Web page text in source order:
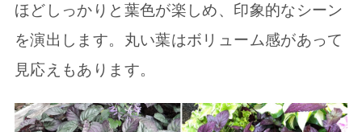
ほどしっかりと葉色が楽しめ、印象的なシーン
を演出します。丸い葉はボリューム感があって
見応えもあります。